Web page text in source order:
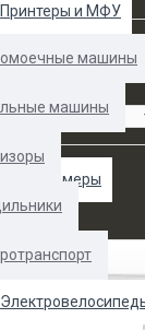
камеры
Принтеры и МФУ
машины
машины